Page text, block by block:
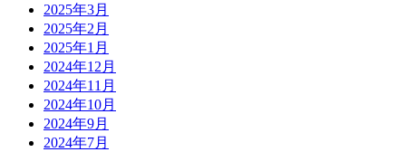
2025年3月
2025年2月
2025年1月
2024年12月
2024年11月
2024年10月
2024年9月
2024年7月